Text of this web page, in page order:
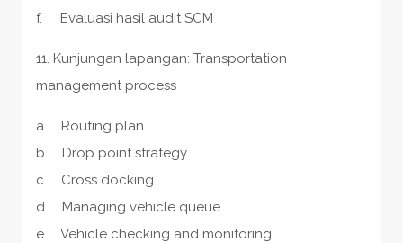
f. Evaluasi hasil audit SCM
11. Kunjungan lapangan: Transportation
management process
a. Routing plan
b. Drop point strategy
c. Cross docking
d. Managing vehicle queue
e. Vehicle checking and monitoring